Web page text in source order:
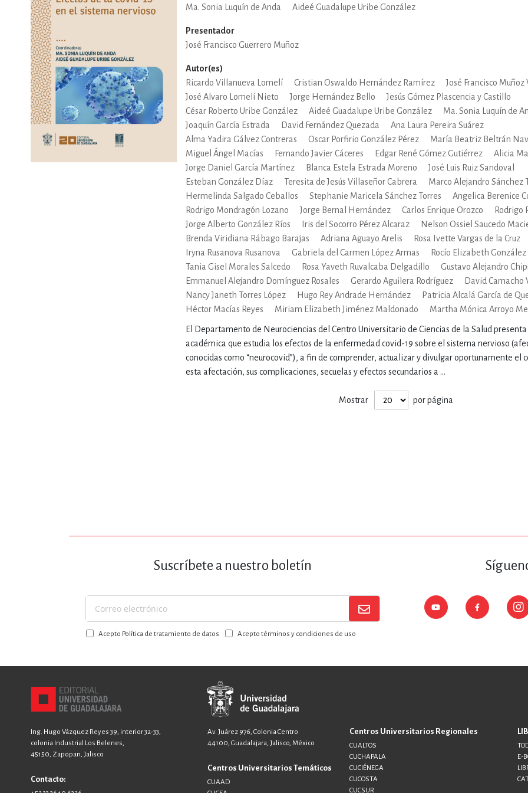
DEPORTES Y ACTIVIDADES DE OCIO AL AIRE
ECONOMÍA, FINANZAS, EMPRESA Y
ESTILOS DE VIDA, AFICIONES Y OCIO
FILOSOFÍA Y RELIGIÓN HISTORIA Y
INFANTILES, JUVENILES Y DIDÁCTICOS
MATEMÁTICAS Y CIENCIAS MEDICINA,
NOVELA GRÁFICA, LIBROS DE CÓMICS,
SALUD, RELACIONES Y DESARROLLO
Ma. Sonia Luquín de Anda
Aideé Guadalupe Uribe González
Presentador
José Francisco Guerrero Muñoz
Autor(es)
Ricardo Villanueva Lomelí
Cristian Oswaldo Hernández Ramírez
José Francisco Muñoz
José Alvaro Lomelí Nieto
Jorge Hernández Bello
Jesús Gómez Plascencia y Castillo
César Roberto Uribe González
Aideé Guadalupe Uribe González
Ma. Sonia Luquín de
Joaquín García Estrada
David Fernández Quezada
Ana Laura Pereira Suárez
Alma Yadira Gálvez Contreras
Oscar Porfirio González Pérez
María Beatriz Beltrán
Miguel Ángel Macías
Fernando Javier Cáceres Edgar René Gómez Gutiérrez
Alicia
Jorge Daniel García Martínez
Blanca Estela Estrada Moreno
José Luis Ruiz Sandoval
Esteban González Díaz
Teresita de Jesús Villaseñor Cabrera
Marco Alejandro Sánchez
Hermelinda Salgado Ceballos
Stephanie Maricela Sánchez Torres
Angelica Berenice
Rodrigo Mondragón Lozano
Jorge Bernal Hernández Carlos Enrique Orozco
Rodrigo
Jorge Alberto González Ríos
Iris del Socorro Pérez Alcaraz
Nelson Ossiel Saucedo
Brenda Viridiana Rábago Barajas
Adriana Aguayo Arelis
Rosa Ivette Vargas de la Cruz
Iryna Rusanova Rusanova
Gabriela del Carmen López Armas
Rocío Elizabeth González
Tania Gisel Morales Salcedo
Rosa Yaveth Ruvalcaba Delgadillo
Gustavo Alejandro
Emmanuel Alejandro Domínguez Rosales
Gerardo Aguilera Rodríguez
David Camacho
Nancy Janeth Torres López
Hugo Rey Andrade Hernández
Patricia Alcalá García de
Héctor Macías Reyes
Miriam Elizabeth Jiménez Maldonado Martha Mónica Arroyo
El Departamento de Neurociencias del Centro Universitario de Ciencias de la Salud
académica que estudia los efectos de la enfermedad covid-19 sobre el sistema nervioso
conocidas como “neurocovid”), a fin de comprender, actualizar y divulgar oportunamente el
esta afectación, sus complicaciones, secuelas y efectos secundarios a ...
Mostrar por página
Suscríbete a nuestro boletín
Suscríbase
a
nuestroAcepto Política de tratamiento de datos Acepto términos y condiciones de uso
Ing. Hugo Vázquez Reyes 39, interior 32-33,
colonia Industrial Los Belenes,
45150, Zapopan, Jalisco.
Contacto:
Av. Juárez 976, Colonia Centro
44100, Guadalajara, Jalisco, México
Centros Universitarios Temáticos
CUAAD
Centros Universitarios Regionales
CUALTOS
CUCHAPALA
CUCIÉNEGA
CUCOSTA
CUCSUR
E-